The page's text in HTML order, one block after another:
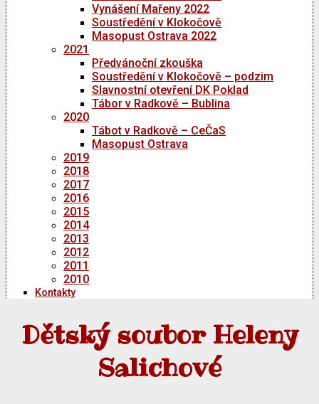
Vynášení Mařeny 2022
Soustředění v Klokočově
Masopust Ostrava 2022
2021
Předvánoční zkouška
Soustředění v Klokočově – podzim
Slavnostní otevření DK Poklad
Tábor v Radkově – Bublina
2020
Tábot v Radkově – CeČaS
Masopust Ostrava
2019
2018
2017
2016
2015
2014
2013
2012
2011
2010
Kontakty
Dětský soubor Heleny
Salichové